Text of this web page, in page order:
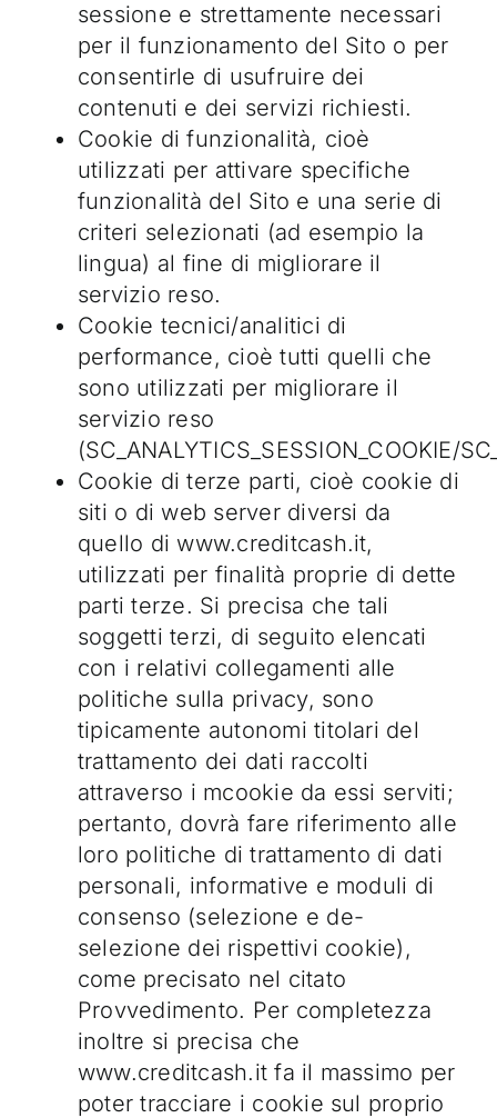
sessione e strettamente necessari
per il funzionamento del Sito o per
consentirle di usufruire dei
contenuti e dei servizi richiesti.
Cookie di funzionalità, cioè
utilizzati per attivare specifiche
funzionalità del Sito e una serie di
criteri selezionati (ad esempio la
lingua) al fine di migliorare il
servizio reso.
Cookie tecnici/analitici di
performance, cioè tutti quelli che
sono utilizzati per migliorare il
servizio reso
(SC_ANALYTICS_SESSION_COOKIE/
Cookie di terze parti, cioè cookie di
siti o di web server diversi da
quello di www.creditcash.it,
utilizzati per finalità proprie di dette
parti terze. Si precisa che tali
soggetti terzi, di seguito elencati
con i relativi collegamenti alle
politiche sulla privacy, sono
tipicamente autonomi titolari del
trattamento dei dati raccolti
attraverso i mcookie da essi serviti;
pertanto, dovrà fare riferimento alle
loro politiche di trattamento di dati
personali, informative e moduli di
consenso (selezione e de-
selezione dei rispettivi cookie),
come precisato nel citato
Provvedimento. Per completezza
inoltre si precisa che
www.creditcash.it fa il massimo per
poter tracciare i cookie sul proprio